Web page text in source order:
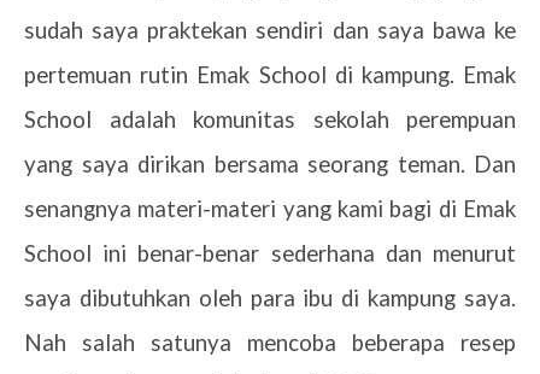
sudah saya praktekan sendiri dan saya bawa ke
pertemuan rutin Emak School di kampung. Emak
School adalah komunitas sekolah perempuan
yang saya dirikan bersama seorang teman. Dan
senangnya materi-materi yang kami bagi di Emak
School ini benar-benar sederhana dan menurut
saya dibutuhkan oleh para ibu di kampung saya.
Nah salah satunya mencoba beberapa resep